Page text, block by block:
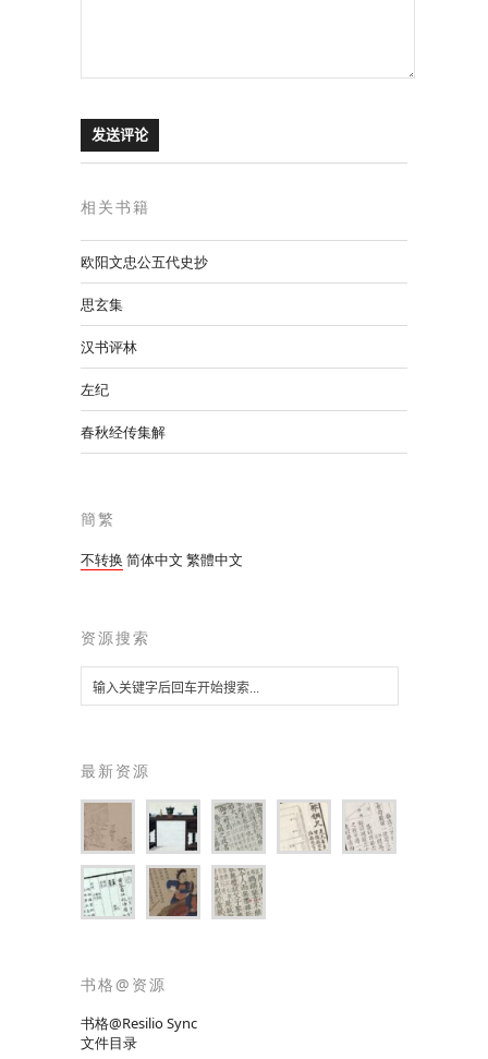
相关书籍
欧阳文忠公五代史抄
思玄集
汉书评林
左纪
春秋经传集解
簡繁
不转换 简体中文 繁體中文
资源搜索
最新资源
书格@资源
书格@Resilio Sync
文件目录